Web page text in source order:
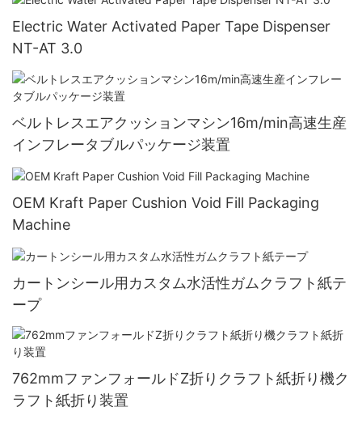
Electric Water Activated Paper Tape Dispenser
NT-AT 3.0
ベルトレスエアクッションマシン16m/min高速生産
インフレータブルパッケージ装置
OEM Kraft Paper Cushion Void Fill Packaging
Machine
カートンシール用カスタム水活性ガムクラフト紙テ
ープ
762mmファンフォールドZ折りクラフト紙折り機ク
ラフト紙折り装置